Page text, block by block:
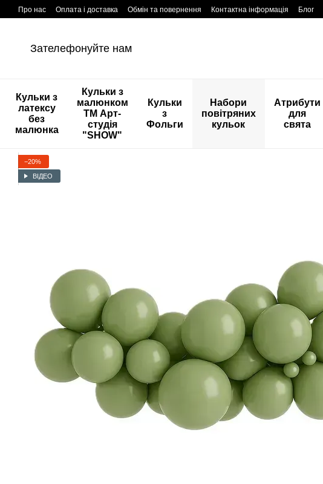
Перейти к основному контенту
Про нас Оплата і доставка Обмін та повернення Контактна інформація Блог
Зателефонуйте нам
Кульки з
латексу
без
малюнка
Кульки з
малюнком
ТМ Арт-
студія
"SHOW"
Кульки
з
Фольги
Набори
повітряних
кульок
Атрибути
для
свята
−20%
ВІДЕО